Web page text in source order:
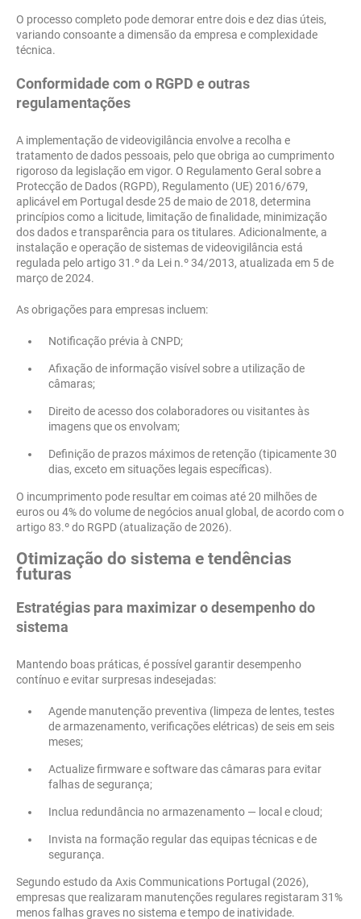
O processo completo pode demorar entre dois e dez dias úteis,
variando consoante a dimensão da empresa e complexidade
técnica.
Conformidade com o RGPD e outras
regulamentações
A implementação de videovigilância envolve a recolha e
tratamento de dados pessoais, pelo que obriga ao cumprimento
rigoroso da legislação em vigor. O Regulamento Geral sobre a
Protecção de Dados (RGPD), Regulamento (UE) 2016/679,
aplicável em Portugal desde 25 de maio de 2018, determina
princípios como a licitude, limitação de finalidade, minimização
dos dados e transparência para os titulares. Adicionalmente, a
instalação e operação de sistemas de videovigilância está
regulada pelo artigo 31.º da Lei n.º 34/2013, atualizada em 5 de
março de 2024.
As obrigações para empresas incluem:
Notificação prévia à CNPD;
Afixação de informação visível sobre a utilização de
câmaras;
Direito de acesso dos colaboradores ou visitantes às
imagens que os envolvam;
Definição de prazos máximos de retenção (tipicamente 30
dias, exceto em situações legais específicas).
O incumprimento pode resultar em coimas até 20 milhões de
euros ou 4% do volume de negócios anual global, de acordo com o
artigo 83.º do RGPD (atualização de 2026).
Otimização do sistema e tendências
futuras
Estratégias para maximizar o desempenho do
sistema
Mantendo boas práticas, é possível garantir desempenho
contínuo e evitar surpresas indesejadas:
Agende manutenção preventiva (limpeza de lentes, testes
de armazenamento, verificações elétricas) de seis em seis
meses;
Actualize firmware e software das câmaras para evitar
falhas de segurança;
Inclua redundância no armazenamento — local e cloud;
Invista na formação regular das equipas técnicas e de
segurança.
Segundo estudo da Axis Communications Portugal (2026),
empresas que realizaram manutenções regulares registaram 31%
menos falhas graves no sistema e tempo de inatividade.